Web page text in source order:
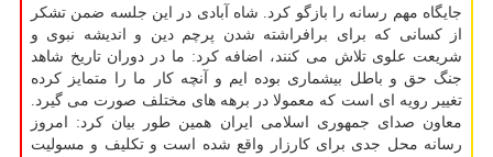
جایگاه مهم رسانه را بازگو کرد. شاه آبادی در این جلسه ضمن تشکر
از کسانی که برای برافراشته شدن پرچم دین و اندیشه نبوی و
شریعت علوی تلاش می کنند، اضافه کرد: ما در دوران تاریخ شاهد
جنگ حق و باطل بیشماری بوده ایم و آنچه کار ما را متمایز کرده
تغییر رویه ای است که معمولا در برهه های مختلف صورت می گیرد.
معاون صدای جمهوری اسلامی ایران همین طور بیان کرد: امروز
رسانه محل جدی برای کارزار واقع شده است و تکلیف و مسولیت